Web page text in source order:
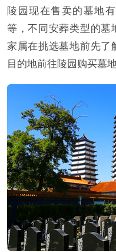
陵园现在售卖的墓地
等，不同安葬类型的墓
家属在挑选墓地前先了
目的地前往陵园购买墓地